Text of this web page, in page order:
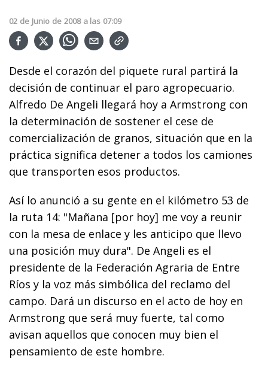
02 de Junio de 2008 a las 07:09
Desde el corazón del piquete rural partirá la
decisión de continuar el paro agropecuario.
Alfredo De Angeli llegará hoy a Armstrong con
la determinación de sostener el cese de
comercialización de granos, situación que en la
práctica significa detener a todos los camiones
que transporten esos productos.
Así lo anunció a su gente en el kilómetro 53 de
la ruta 14: "Mañana [por hoy] me voy a reunir
con la mesa de enlace y les anticipo que llevo
una posición muy dura". De Angeli es el
presidente de la Federación Agraria de Entre
Ríos y la voz más simbólica del reclamo del
campo. Dará un discurso en el acto de hoy en
Armstrong que será muy fuerte, tal como
avisan aquellos que conocen muy bien el
pensamiento de este hombre.